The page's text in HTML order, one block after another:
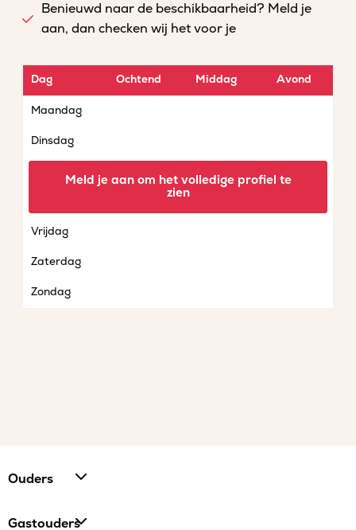
Benieuwd naar de beschikbaarheid? Meld je
aan, dan checken wij het voor je
Dag Ochtend Middag Avond
Maandag
Dinsdag
Vrijdag
Zaterdag
Zondag
Meld je aan om het volledige profiel te
zien
Ouders
Gastouders